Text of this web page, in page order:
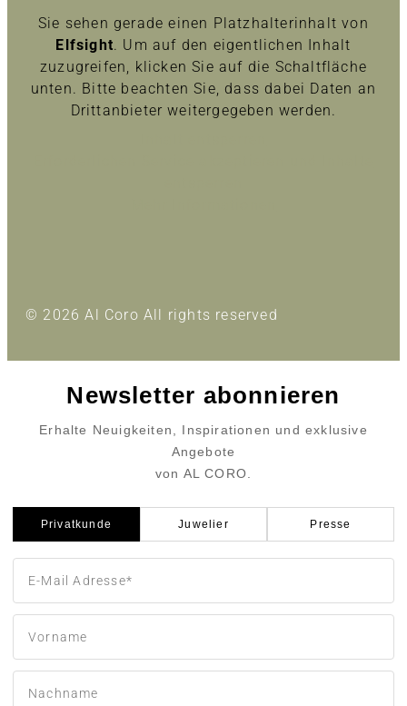
Sie sehen gerade einen Platzhalterinhalt von
Elfsight. Um auf den eigentlichen Inhalt
zuzugreifen, klicken Sie auf die Schaltfläche
unten. Bitte beachten Sie, dass dabei Daten an
Drittanbieter weitergegeben werden.
© 2026 Al Coro All rights reserved
Newsletter abonnieren
Erhalte Neuigkeiten, Inspirationen und exklusive
Angebote
von AL CORO.
Privatkunde Juwelier Presse